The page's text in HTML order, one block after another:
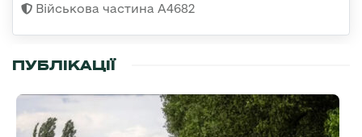
Військова частина А4682
ПУБЛІКАЦІЇ